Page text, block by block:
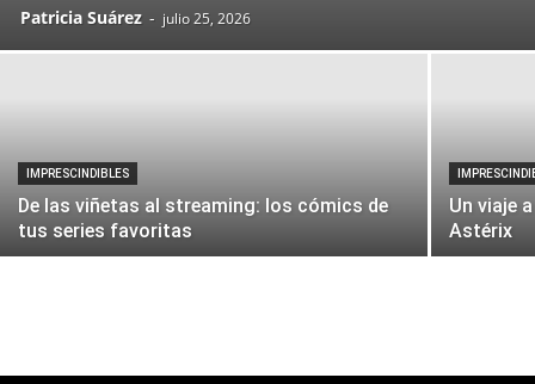
Patricia Suárez - julio 25, 2026
IMPRESCINDIBLES
De las viñetas al streaming: los cómics de
tus series favoritas
Un viaje
Astérix